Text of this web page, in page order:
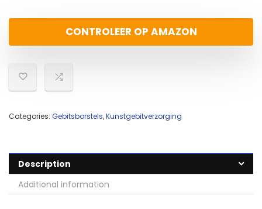
CONTROLEER OP AMAZON
Categories: Gebitsborstels,Kunstgebitverzorging
Description
Additional information